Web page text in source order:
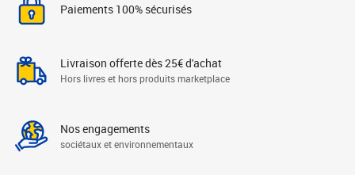
Paiements 100% sécurisés
Livraison offerte dès 25€ d'achat
Hors livres et hors produits marketplace
Nos engagements
sociétaux et environnementaux